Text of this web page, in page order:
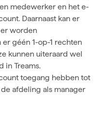
medewerker en het e-
Daarnaast kan er
worden
géén 1-op-1 rechten
kunnen uiteraard wel
in Treams.
toegang hebben tot
afdeling als manager